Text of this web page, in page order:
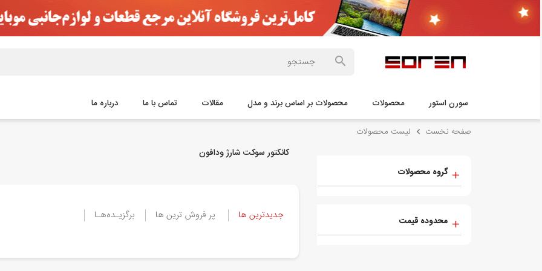
سورن استور محصولات محصولات بر اساس برند و مدل مقالات تماس با ما درباره ما
صفحه نخست لیست محصولات
گروه محصولات
محدوده قیمت
کانکتور سوکت شارژ ودافون
جدیدترین ها پر فروش ترین ها برگزیـده‌هـا